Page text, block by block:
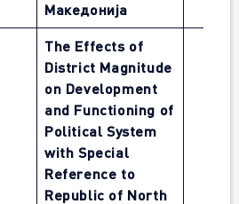
Македонија
The Effects of
District Magnitude
on Development
and Functioning of
Political System
with Special
Reference to
Republic of North